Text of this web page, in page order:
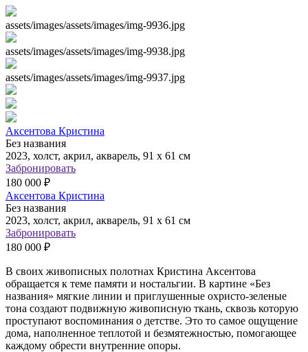
assets/images/assets/images/img-9936.jpg
assets/images/assets/images/img-9938.jpg
assets/images/assets/images/img-9937.jpg
Аксентова Кристина
Без названия
2023, холст, акрил, акварель, 91 х 61 см
Забронировать
180 000 ₽
Аксентова Кристина
Без названия
2023, холст, акрил, акварель, 91 х 61 см
Забронировать
180 000 ₽
В своих живописных полотнах Кристина Аксентова
обращается к теме памяти и ностальгии. В картине «Без
названия» мягкие линии и приглушенные охристо-зеленые
тона создают подвижную живописную ткань, сквозь которую
проступают воспоминания о детстве. Это то самое ощущение
дома, наполненное теплотой и безмятежностью, помогающее
каждому обрести внутренние опоры.